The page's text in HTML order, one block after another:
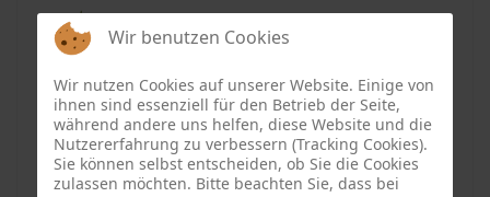
Wir benutzen Cookies
Wir nutzen Cookies auf unserer Website. Einige von
ihnen sind essenziell für den Betrieb der Seite,
während andere uns helfen, diese Website und die
Nutzererfahrung zu verbessern (Tracking Cookies).
Sie können selbst entscheiden, ob Sie die Cookies
zulassen möchten. Bitte beachten Sie, dass bei